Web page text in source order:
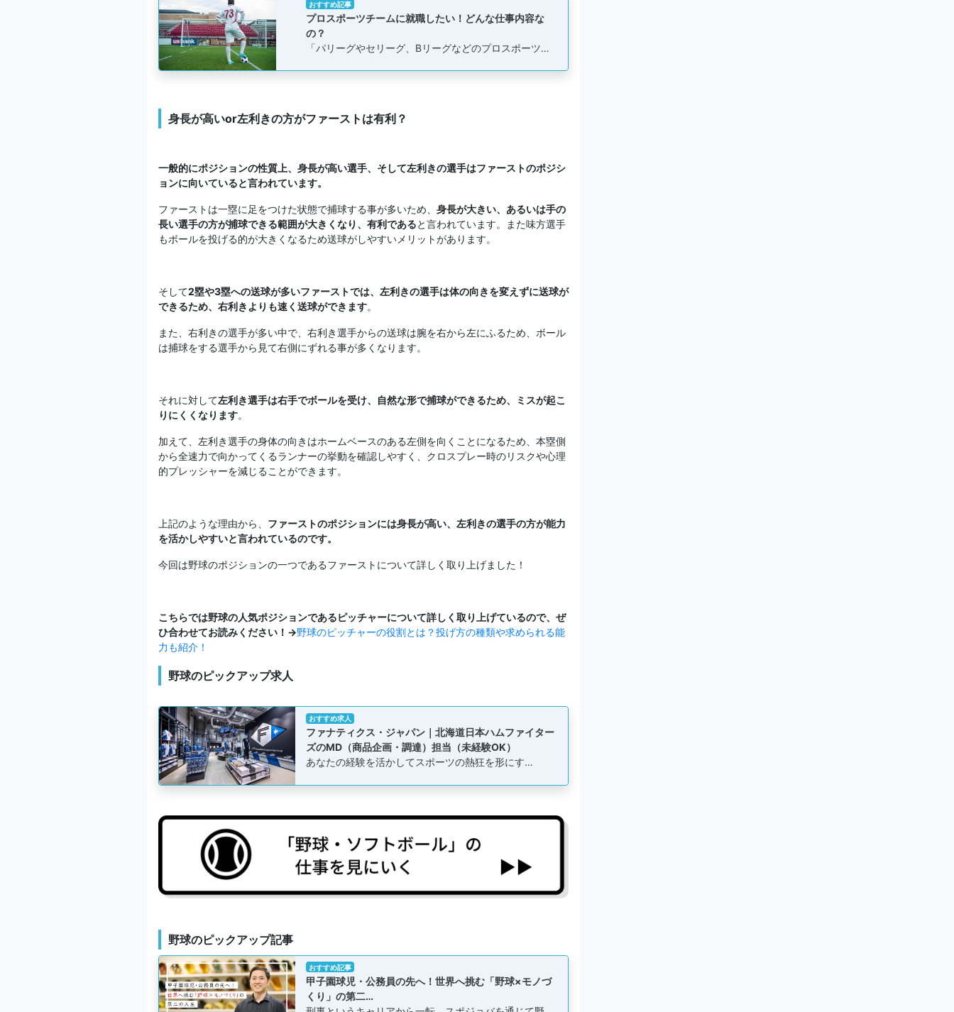
おすすめ記事
プロスポーツチームに就職したい！どんな仕事内容な
の？
「パリーグやセリーグ、Bリーグなどのプロスポーツ…
身長が高いor左利きの方がファーストは有利？
一般的にポジションの性質上、身長が高い選手、そして左利きの選手はファーストのポジシ
ョンに向いていると言われています。
ファーストは一塁に足をつけた状態で捕球する事が多いため、 身長が大きい、あるいは手の
長い選手の方が捕球できる範囲が大きくなり、有利であると言われています。また味方選手
もボールを投げる的が大きくなるため送球がしやすいメリットがあります。
そして2塁や3塁への送球が多いファーストでは、左利きの選手は体の向きを変えずに送球が
できるため、右利きよりも速く送球ができます。
また、右利きの選手が多い中で、右利き選手からの送球は腕を右から左にふるため、ボール
は捕球をする選手から見て右側にずれる事が多くなります。
それに対して左利き選手は右手でボールを受け、自然な形で捕球ができるため、ミスが起こ
りにくくなります。
加えて、左利き選手の身体の向きはホームベースのある左側を向くことになるため、本塁側
から全速力で向かってくるランナーの挙動を確認しやすく、クロスプレー時のリスクや心理
的プレッシャーを減じることができます。
上記のような理由から、 ファーストのポジションには身長が高い、左利きの選手の方が能力
を活かしやすいと言われているのです。
今回は野球のポジションの一つであるファーストについて詳しく取り上げました！
こちらでは野球の人気ポジションであるピッチャーについて詳しく取り上げているので、ぜ
ひ合わせてお読みください！→野球のピッチャーの役割とは？投げ方の種類や求められる能
力も紹介！
野球のピックアップ求人
おすすめ求人
ファナティクス・ジャパン｜北海道日本ハムファイター
ズのMD（商品企画・調達）担当（未経験OK）
あなたの経験を活かしてスポーツの熱狂を形にす…
野球のピックアップ記事
おすすめ記事
甲子園球児・公務員の先へ！世界へ挑む「野球×モノづ
くり」の第二…